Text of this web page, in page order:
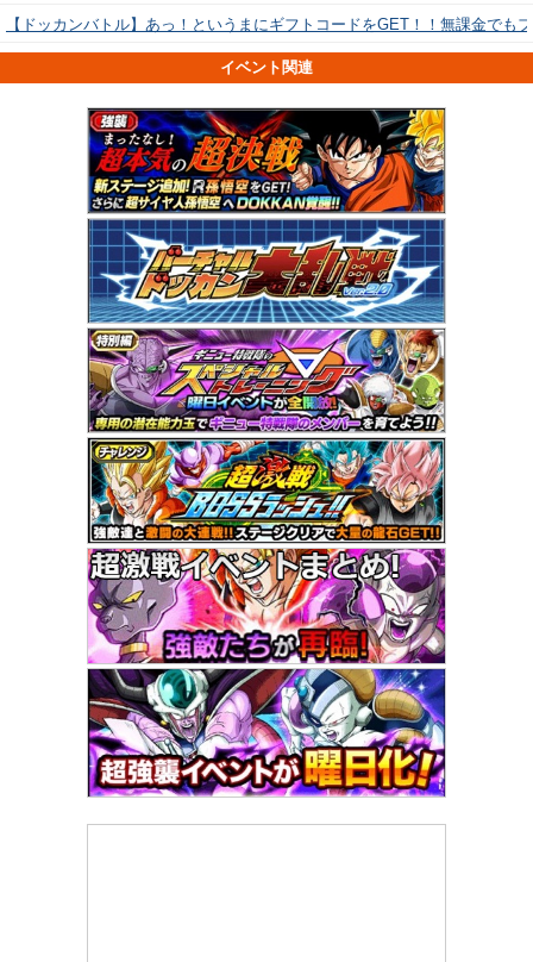
【ドッカンバトル】あっ！というまにギフトコードをGET！！無課金でも
イベント関連